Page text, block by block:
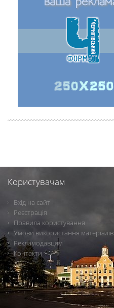
Користувачам
Вхід на сайт
Реєстрація
Правила користування
Умови використання матеріалів
Рекламодавцям
Контакти